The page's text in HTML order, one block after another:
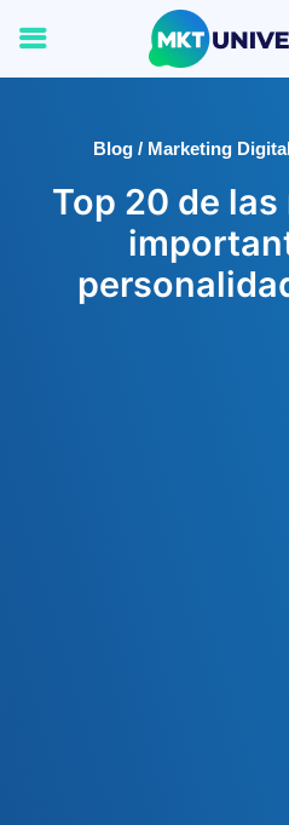
Blog / Marketing
Top 20 de